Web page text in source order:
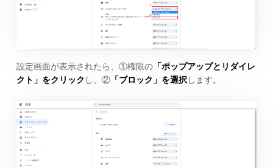
設定画面が表示されたら、①権限の「ポップアップとリダイレ
クト」をクリック し、②「ブロック」を選択します。